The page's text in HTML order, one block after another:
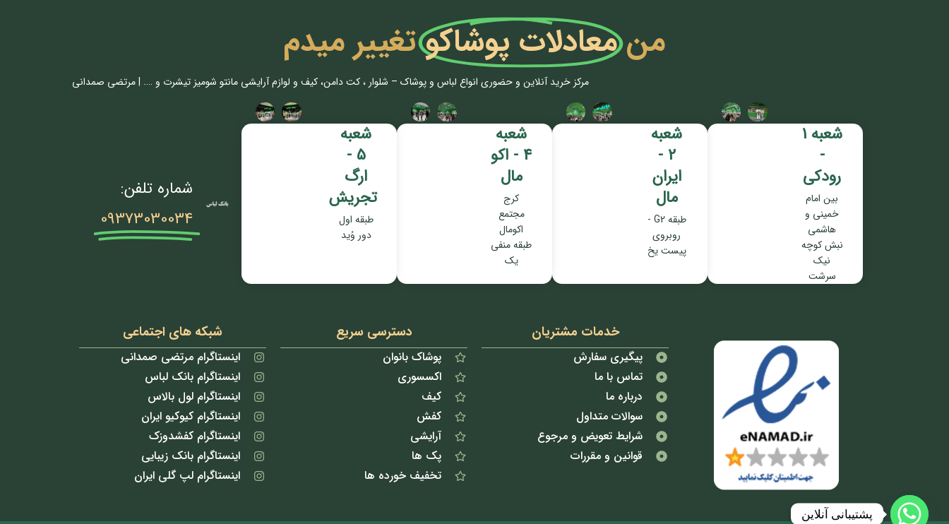
من معادلات پوشاکوتغییر میدم
مرکز خرید آنلاین و حضوری انواع لباس‌ و پوشاک – شلوار ، کت دامن، کیف و لوازم آرایشی مانتو شومیز تیشرت و …. | مرتضی صمدانی
شعبه 1
-
رودکی
بین امام
خمینی و
هاشمی
نبش کوچه
نیک
سرشت
شعبه
2 -
ایران
مال
طبقه G2 -
روبروی
پیست یخ
شعبه
4 - اکو
مال
کرج
مجتمع
اکومال
طبقه منفی
یک
شعبه
5 -
ارگ
تجریش
طبقه اول
دور وُید
شماره تلفن:
09373030034
خدمات مشتریان
پیگیری سفارش
تماس با ما
درباره ما
سوالات متداول
شرایط تعویض و مرجوع
قوانین و مقررات
دسترسی سریع
پوشاک بانوان
اکسسوری
کیف
کفش
آرایشی
پک ها
تخفیف خورده ها
شبکه های اجتماعی
اینستاگرام مرتضی صمدانی
اینستاگرام بانک لباس
اینستاگرام لول بالاس
اینستاگرام کیوکیو ایران
اینستاگرام کفشدوزک
اینستاگرام بانک زیبایی
اینستاگرام لپ گلی ایران
پشتیبانی آنلاین